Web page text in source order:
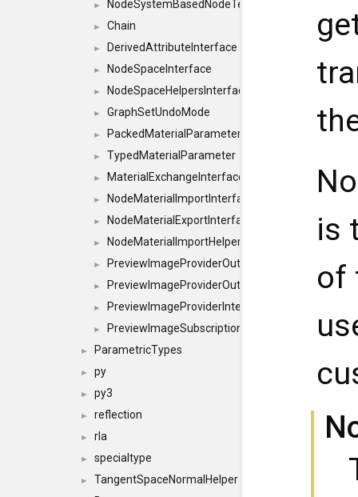
► NodeSystemBasedNodeTemplateInterface
► Chain
► DerivedAttributeInterface
► NodeSpaceInterface
► NodeSpaceHelpersInterface
► GraphSetUndoMode
► PackedMaterialParameter
► TypedMaterialParameter
► MaterialExchangeInterface
► NodeMaterialImportInterface
► NodeMaterialExportInterface
► NodeMaterialImportHelperInterface
► PreviewImageProviderOutputImage
► PreviewImageProviderOutput
► PreviewImageProviderInterface
► PreviewImageSubscriptionInterface
► ParametricTypes
► py
► py3
► reflection
► rla
► specialtype
► TangentSpaceNormalHelper
is
of